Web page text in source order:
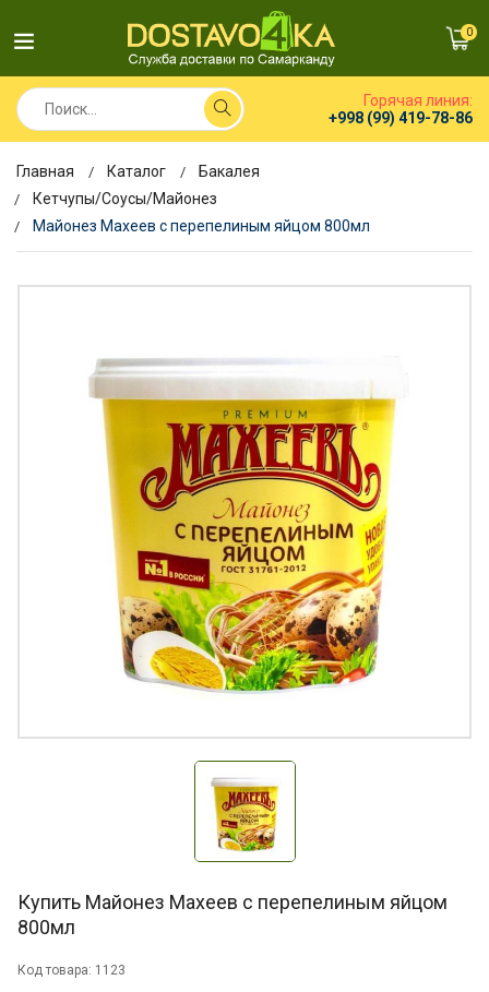
0
Горячая линия:
+998 (99) 419-78-86
Главная Каталог
Бакалея
Кетчупы/Соусы/Майонез
Майонез Махеев с перепелиным яйцом 800мл
Купить Майонез Махеев с перепелиным яйцом
800мл
Код товара: 1123